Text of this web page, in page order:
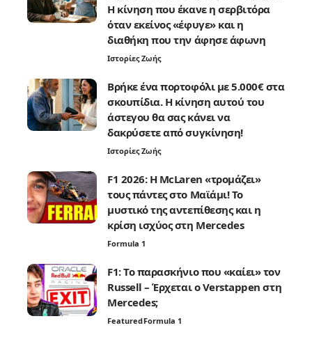
Η κίνηση που έκανε η σερβιτόρα
όταν εκείνος «έφυγε» και η
διαθήκη που την άφησε άφωνη
Ιστορίες Ζωής
Βρήκε ένα πορτοφόλι με 5.000€ στα
σκουπίδια. Η κίνηση αυτού του
άστεγου θα σας κάνει να
δακρύσετε από συγκίνηση!
Ιστορίες Ζωής
F1 2026: Η McLaren «τρομάζει»
τους πάντες στο Μαϊάμι! Το
μυστικό της αντεπίθεσης και η
κρίση ισχύος στη Mercedes
Formula 1
F1: Το παρασκήνιο που «καίει» τον
Russell – Έρχεται ο Verstappen στη
Mercedes;
FeaturedFormula 1